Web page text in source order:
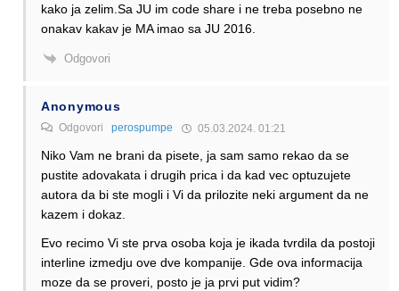
kako ja zelim.Sa JU im code share i ne treba posebno ne
onakav kakav je MA imao sa JU 2016.
Odgovori
Anonymous
Odgovori perospumpe 05.03.2024. 01:21
Niko Vam ne brani da pisete, ja sam samo rekao da se
pustite adovakata i drugih prica i da kad vec optuzujete
autora da bi ste mogli i Vi da prilozite neki argument da ne
kazem i dokaz.
Evo recimo Vi ste prva osoba koja je ikada tvrdila da postoji
interline izmedju ove dve kompanije. Gde ova informacija
moze da se proveri, posto je ja prvi put vidim?